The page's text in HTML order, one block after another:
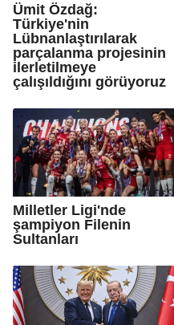
Ümit Özdağ:
Türkiye'nin
Lübnanlaştırılarak
parçalanma projesinin
ilerletilmeye
çalışıldığını görüyoruz
Milletler Ligi'nde
şampiyon Filenin
Sultanları